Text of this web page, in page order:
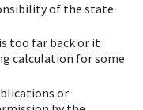
of the state
too far back or it
calculation for some
or